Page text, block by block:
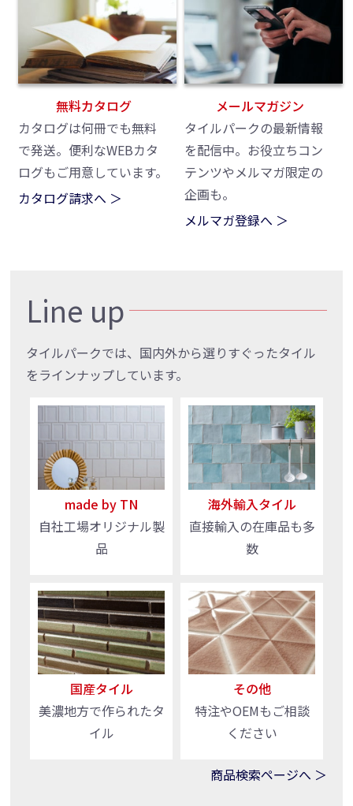
無料カタログ
カタログは何冊でも無料
で発送。便利なWEBカタ
ログもご用意しています。
カタログ請求へ ＞
メールマガジン
タイルパークの最新情報
を配信中。お役立ちコン
テンツやメルマガ限定の
企画も。
メルマガ登録へ ＞
Line up
タイルパークでは、国内外から選りすぐったタイル
をラインナップしています。
made by TN
自社工場オリジナル製
品
海外輸入タイル
直接輸入の在庫品も多
数
国産タイル
美濃地方で作られたタ
イル
その他
特注やOEMもご相談
ください
商品検索ページへ ＞